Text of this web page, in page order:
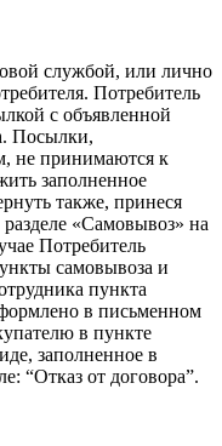
службой, или лично
Потребитель
с объявленной
Посылки,
не принимаются к
заполненное
также, принеся
«Самовывоз» на
Потребитель
самовывоза и
пункта
в письменном
в пункте
заполненное в
“Отказ от договора”.